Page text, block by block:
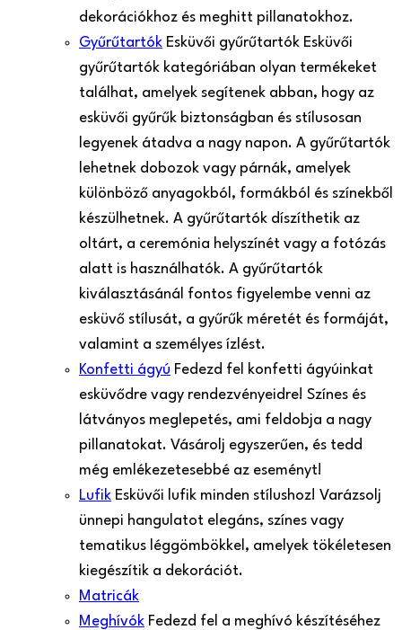
dekorációkhoz és meghitt pillanatokhoz.
Gyűrűtartók Esküvői gyűrűtartók Esküvői
gyűrűtartók kategóriában olyan termékeket
találhat, amelyek segítenek abban, hogy az
esküvői gyűrűk biztonságban és stílusosan
legyenek átadva a nagy napon. A gyűrűtartók
lehetnek dobozok vagy párnák, amelyek
különböző anyagokból, formákból és színekből
készülhetnek. A gyűrűtartók díszíthetik az
oltárt, a ceremónia helyszínét vagy a fotózás
alatt is használhatók. A gyűrűtartók
kiválasztásánál fontos figyelembe venni az
esküvő stílusát, a gyűrűk méretét és formáját,
valamint a személyes ízlést.
Konfetti ágyú Fedezd fel konfetti ágyúinkat
esküvődre vagy rendezvényeidre! Színes és
látványos meglepetés, ami feldobja a nagy
pillanatokat. Vásárolj egyszerűen, és tedd
még emlékezetesebbé az eseményt!
Lufik Esküvői lufik minden stílushoz! Varázsolj
ünnepi hangulatot elegáns, színes vagy
tematikus léggömbökkel, amelyek tökéletesen
kiegészítik a dekorációt.
Matricák
Meghívók Fedezd fel a meghívó készítéséhez